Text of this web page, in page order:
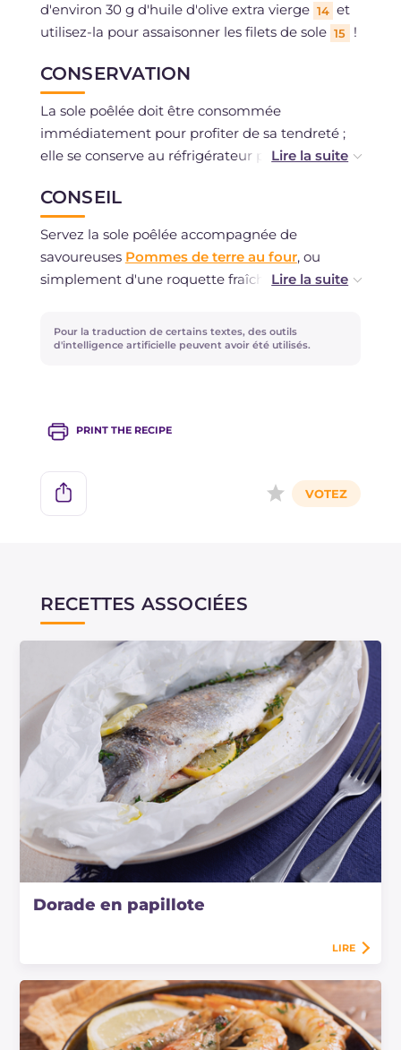
d'environ 30 g d'huile d'olive extra vierge 14 et
utilisez-la pour assaisonner les filets de sole 15 !
CONSERVATION
La sole poêlée doit être consommée
immédiatement pour profiter de sa tendreté ;
elle se conserve au réfrigérateur pendant un
sole était fraîche.
CONSEIL
Servez la sole poêlée accompagnée de
savoureuses Pommes de terre au four, ou
simplement d'une roquette fraîche assaisonnée
Pour la traduction de certains textes, des outils
d'intelligence artificielle peuvent avoir été utilisés.
PRINT THE RECIPE
RECETTES ASSOCIÉES
Dorade en papillote
LIRE